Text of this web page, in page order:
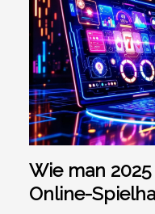
Wie man
Online-